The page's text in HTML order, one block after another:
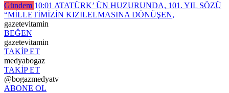
Gündem 10:01 ATATÜRK’ ÜN HUZURUNDA, 101. YIL SÖZÜ
“MİLLETİMİZİN KIZILELMASINA DÖNÜŞEN,
gazetevitamin
BEĞEN
gazetevitamin
TAKİP ET
medyabogaz
TAKİP ET
@bogazmedyatv
ABONE OL